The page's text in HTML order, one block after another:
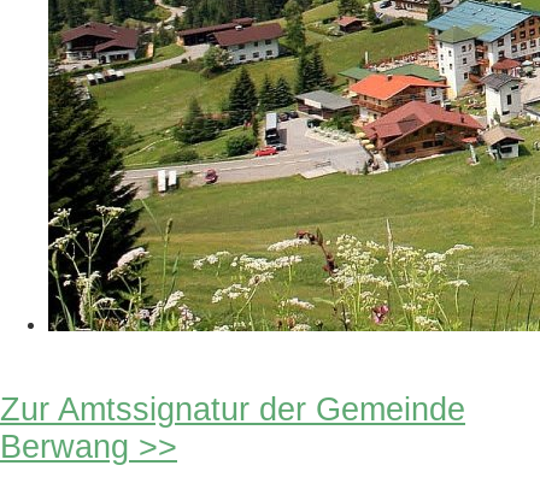
Zur Amtssignatur der Gemeinde
Berwang >>